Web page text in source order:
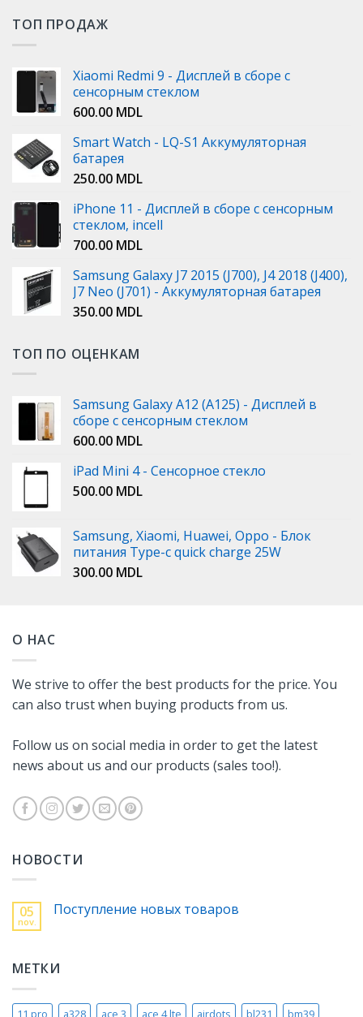
ТОП ПРОДАЖ
Xiaomi Redmi 9 - Дисплей в сборе с
сенсорным стеклом
600.00 MDL
Smart Watch - LQ-S1 Аккумуляторная
батарея
250.00 MDL
iPhone 11 - Дисплей в сборе с сенсорным
стеклом, incell
700.00 MDL
Samsung Galaxy J7 2015 (J700), J4 2018 (J400),
J7 Neo (J701) - Аккумуляторная батарея
350.00 MDL
ТОП ПО ОЦЕНКАМ
Samsung Galaxy A12 (A125) - Дисплей в
сборе с сенсорным стеклом
600.00 MDL
iPad Mini 4 - Сенсорное стекло
500.00 MDL
Samsung, Xiaomi, Huawei, Oppo - Блок
питания Type-c quick charge 25W
300.00 MDL
О НАС
We strive to offer the best products for the price. You
can also trust when buying products from us.
Follow us on social media in order to get the latest
news about us and our products (sales too!).
НОВОСТИ
05
nov.
Поступление новых товаров
МЕТКИ
11 pro a328 ace 3 ace 4 lte airdots bl231 bm39